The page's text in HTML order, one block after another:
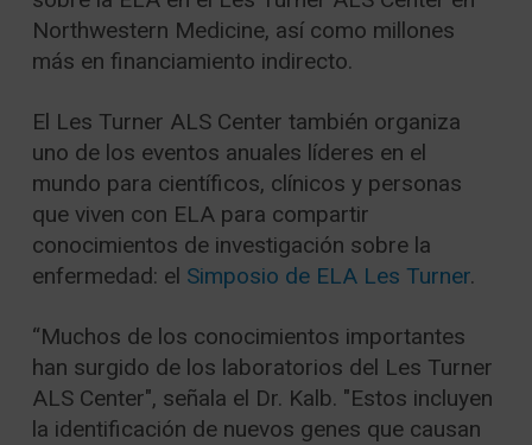
Northwestern Medicine, así como millones
más en financiamiento indirecto.
El Les Turner ALS Center también organiza
uno de los eventos anuales líderes en el
mundo para científicos, clínicos y personas
que viven con ELA para compartir
conocimientos de investigación sobre la
enfermedad: el Simposio de ELA Les Turner.
“Muchos de los conocimientos importantes
han surgido de los laboratorios del Les Turner
ALS Center", señala el Dr. Kalb. "Estos incluyen
la identificación de nuevos genes que causan